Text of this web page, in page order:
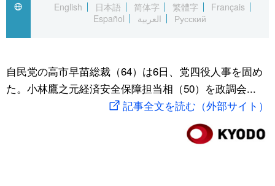
Русский
国際
文化
アーカイブ
Japan Data
動画/Live
スポーツ・東京2020
English
日本語 简体字 繁體字
Français
Español
العربية Русский
自民党の高市早苗総裁（64）は6日、党四役人事を固め
た。小林鷹之元経済安全保障担当相（50）を政調会...
記事全文を読む（外部サイト）